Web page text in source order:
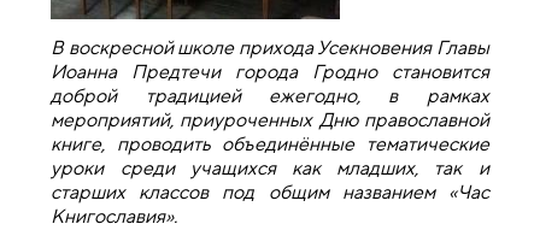
В воскресной школе прихода Усекновения Главы
Иоанна Предтечи города Гродно становится
доброй традицией ежегодно, в рамках
мероприятий, приуроченных Дню православной
книге, проводить объединённые тематические
уроки среди учащихся как младших, так и
старших классов под общим названием «Час
Книгославия».